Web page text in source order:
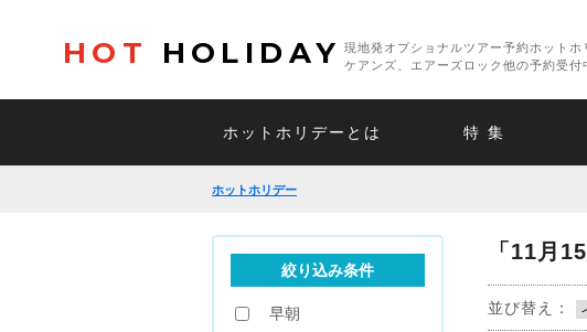
HOT HOLIDAY
現地発オプショナルツアー予約ホットホ
ケアンズ、エアーズロック他の予約受付
ホットホリデーとは 特 集
ホットホリデー
「11月
並び替え：
絞り込み条件
早朝